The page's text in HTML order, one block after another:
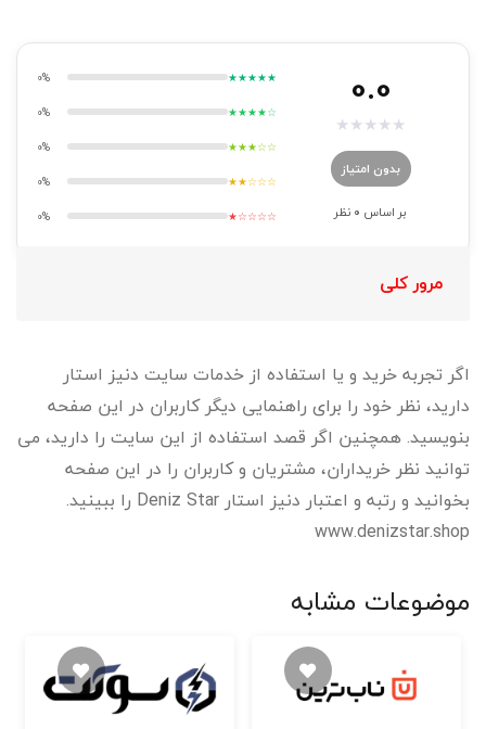
0.0
★
★
★
★
★
بدون امتیاز
بر اساس 0 نظر
★★★★★
0%
★★★★☆
0%
★★★☆☆
0%
★★☆☆☆
0%
★☆☆☆☆
0%
مرور کلی
اگر تجربه خرید و یا استفاده از خدمات سایت دنیز استار
دارید، نظر خود را برای راهنمایی دیگر کاربران در این صفحه
بنویسید. همچنین اگر قصد استفاده از این سایت را دارید، می
توانید نظر خریداران، مشتریان و کاربران را در این صفحه
بخوانید و رتبه و اعتبار دنیز استار Deniz Star را ببینید.
www.denizstar.shop
موضوعات مشابه